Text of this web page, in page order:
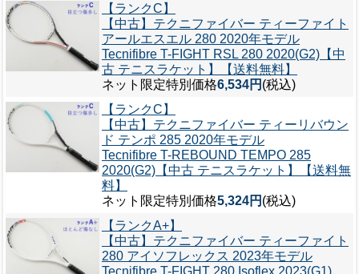
【ランクC】
【中古】テクニファイバー ティーファイト
アールエスエル 280 2020年モデル
Tecnifibre T-FIGHT RSL 280 2020(G2)【中
古 テニスラケット】【送料無料】
ネット限定特別価格6,534円 (税込)
【ランクC】
【中古】テクニファイバー ティーリバウン
ド テンポ 285 2020年モデル
Tecnifibre T-REBOUND TEMPO 285
2020(G2)【中古 テニスラケット】【送料無
料】
ネット限定特別価格5,324円 (税込)
【ランクA+】
【中古】テクニファイバー ティーファイト
280 アイソフレックス 2023年モデル
Tecnifibre T-FIGHT 280 Isoflex 2023(G1)